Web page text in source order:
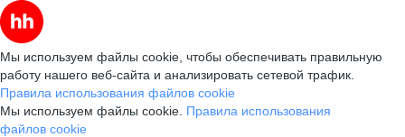
Мы используем файлы cookie, чтобы обеспечивать правильную
работу нашего веб-сайта и анализировать сетевой трафик.
Правила использования файлов cookie
Мы используем файлы cookie. Правила использования
файлов cookie